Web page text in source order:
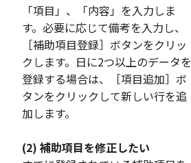
「項目」、「内容」を入力しま
す。必要に応じて備考を入力し、
［補助項目登録］ボタンをクリッ
クします。日に2つ以上のデータを
登録する場合は、［項目追加］ボ
タンをクリックして新しい行を追
加します。
(2) 補助項目を修正したい